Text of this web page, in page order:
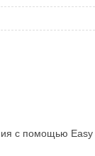
с помощью Easy